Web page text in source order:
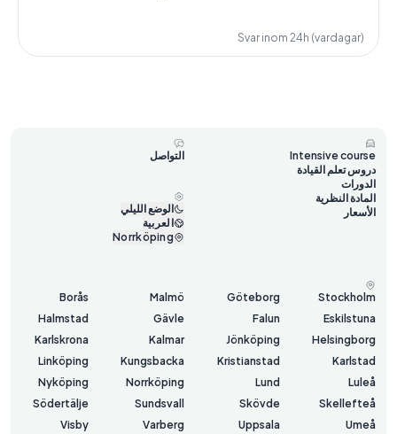
Svar inom 24h (vardagar)
Intensive course
دروس تعلم القيادة
الدورات
المادة النظرية
الأسعار
التواصل
الوضع الليلي
العربية
Norrköping
Stockholm
Göteborg
Malmö
Borås
Eskilstuna
Falun
Gävle
Halmstad
Helsingborg
Jönköping
Kalmar
Karlskrona
Karlstad
Kristianstad
Kungsbacka
Linköping
Luleå
Lund
Norrköping
Nyköping
Skellefteå
Skövde
Sundsvall
Södertälje
Umeå
Uppsala
Varberg
Visby